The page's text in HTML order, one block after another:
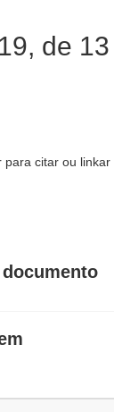
de
para citar ou